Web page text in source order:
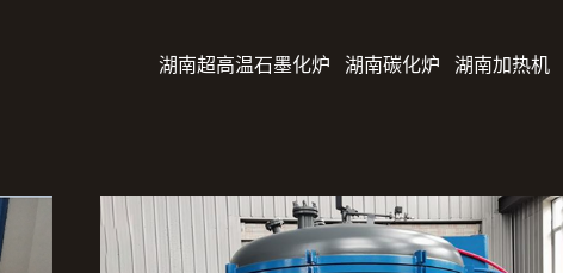
湖南超高温石墨化炉 湖南碳化炉 湖南加热机